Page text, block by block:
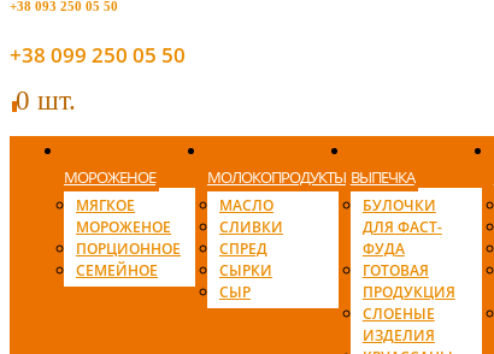
+38 093 250 05 50
+38 099 250 05 50
00 шт.
МОРОЖЕНОЕ
МЯГКОЕ
МОРОЖЕНОЕ
ПОРЦИОННОЕ
СЕМЕЙНОЕ
МОЛОКОПРОДУКТЫ
МАСЛО
СЛИВКИ
СПРЕД
СЫРКИ
СЫР
ВЫПЕЧКА
БУЛОЧКИ
ДЛЯ ФАСТ-
ФУДА
ГОТОВАЯ
ПРОДУКЦИЯ
СЛОЕНЫЕ
ИЗДЕЛИЯ